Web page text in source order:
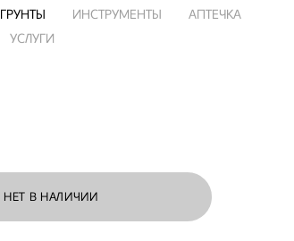
ГРУНТЫ ИНСТРУМЕНТЫ
АПТЕЧКА
УСЛУГИ
НЕТ В НАЛИЧИИ